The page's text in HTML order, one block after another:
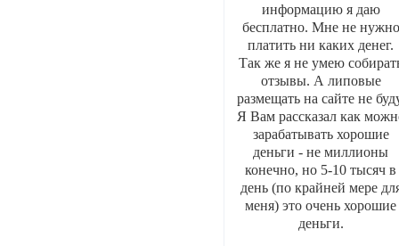
информацию я даю
бесплатно. Мне не нужно
платить ни каких денег.
Так же я не умею
отзывы. А липовые
размещать на сайте не
Я Вам рассказал как
зарабатывать хорошие
деньги - не миллионы
конечно, но 5-10 тысяч в
день (по крайней мере
меня) это очень хорошие
деньги.